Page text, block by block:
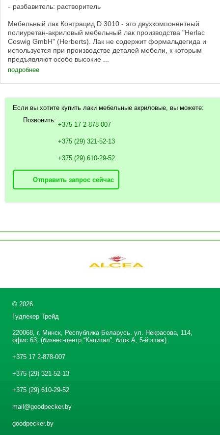
разбавитель: растворитель
Мебельный лак Контрацид D 3010 - это двухкомпонентный
полиуретан-акриловый мебельный лак производства "Herlac
Coswig GmbH" (Herberts). Лак не содержит формальдегида и
используется при производстве деталей мебели, к которым
предъявляют особо высокие ...
подробнее
Если вы хотите купить лаки мебельные акриловые, вы можете:
Позвонить:
+375 17 2-878-007
+375 (29) 321-52-13
+375 (29) 610-29-52
Отправить запрос сейчас
© 2026
Гудпекер Трейд
220068, г. Минск, Республика Беларусь. ул. Некрасова, 114,
офис 63, (бизнес-центр “Капитал”, блок А, 5-й этаж).
+375 17 2-878-007
+375 (29) 321-52-13
+375 (29) 610-29-52
mail@goodpecker.by
goodpecker.by